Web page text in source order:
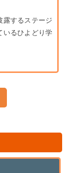
露するステージ
いるひよどり学